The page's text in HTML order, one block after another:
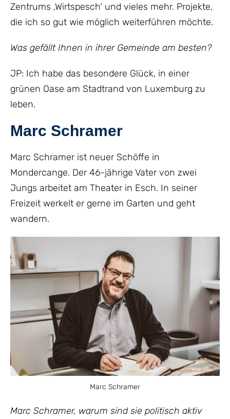
Zentrums ‚Wirtspesch‘ und vieles mehr. Projekte,
die ich so gut wie möglich weiterführen möchte.
Was gefällt Ihnen in ihrer Gemeinde am besten?
JP: Ich habe das besondere Glück, in einer
grünen Oase am Stadtrand von Luxemburg zu
leben.
Marc Schramer
Marc Schramer ist neuer Schöffe in
Mondercange. Der 46-jährige Vater von zwei
Jungs arbeitet am Theater in Esch. In seiner
Freizeit werkelt er gerne im Garten und geht
wandern.
Marc Schramer
Marc Schramer, warum sind sie politisch aktiv